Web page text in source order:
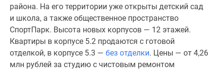
Коттеджные
поселки
леса
Коттеджные
поселки
района. На его территории уже открыты детский сад
и школа, а также общественное пространство
СпортПарк. Высота новых корпусов — 12 этажей.
Квартиры в корпусе 5.2 продаются с готовой
отделкой, в корпусе 5.3 — без отделки. Цены — от 4,26
млн рублей за студию с чистовым ремонтом